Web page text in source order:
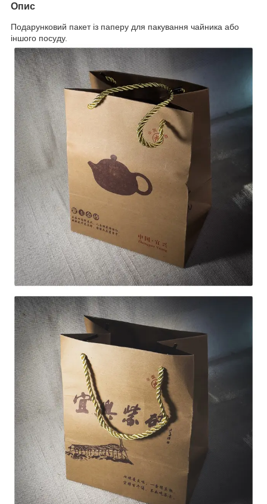
Опис
Подарунковий пакет із паперу для пакування чайника або
іншого посуду.